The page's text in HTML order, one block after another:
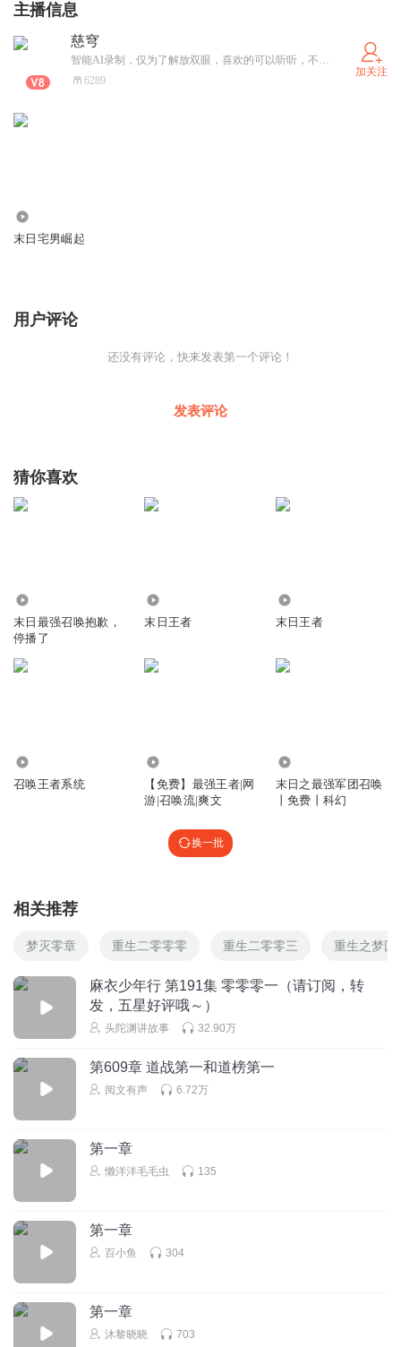
主播信息
慈穹
智能AI录制，仅为了解放双眼，喜欢的可以听听，不喜欢也勿喷，如有侵权，联系下架。
6289
加关注
末日宅男崛起
用户评论
还没有评论，快来发表第一个评论！
发表评论
猜你喜欢
末日最强召唤抱歉，
停播了
末日王者 末日王者
召唤王者系统
【免费】最强王者|网
游|召唤流|爽文
末日之最强军团召唤
丨免费丨科幻
换一批
相关推荐
梦灭零章 重生二零零零 重生二零零三 重生之梦回
麻衣少年行 第191集 零零零一（请订阅，转
发，五星好评哦～）
头陀渊讲故事 32.90万
第609章 道战第一和道榜第一
阅文有声 6.72万
第一章
懒洋洋毛毛虫 135
第一章
百小鱼 304
第一章
沐黎晓晓 703